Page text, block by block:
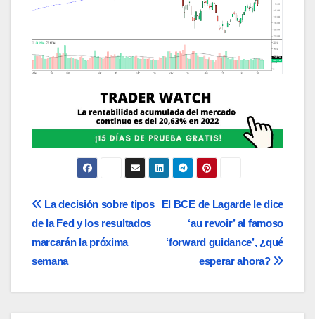
Navegación
de
entradas
El BCE de Lagarde le dice
‘au revoir’ al famoso
‘forward guidance’, ¿qué
esperar ahora?
La decisión sobre tipos
de la Fed y los resultados
marcarán la próxima
semana